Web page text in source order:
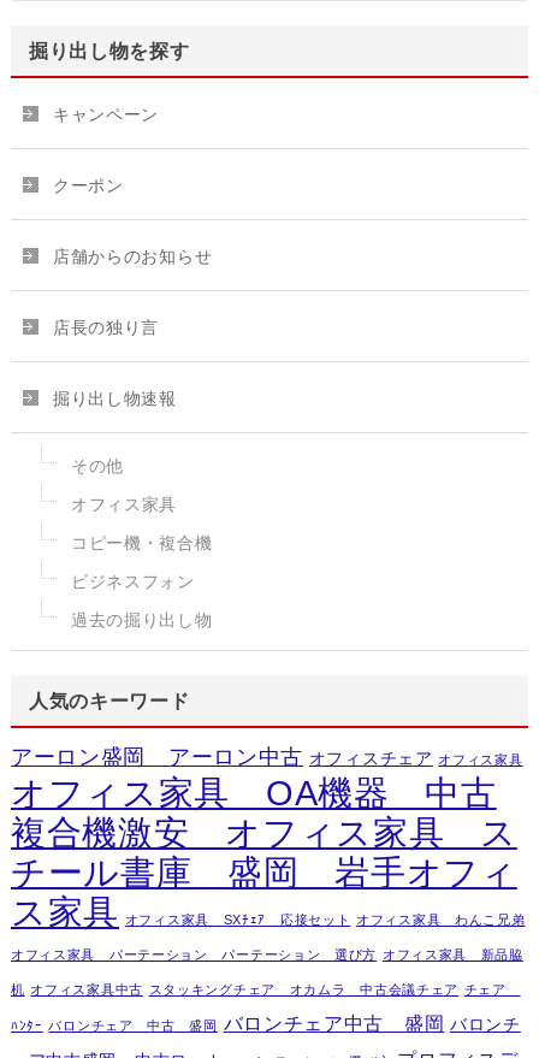
掘り出し物を探す
キャンペーン
クーポン
店舗からのお知らせ
店長の独り言
掘り出し物速報
その他
オフィス家具
コピー機・複合機
ビジネスフォン
過去の掘り出し物
人気のキーワード
アーロン盛岡 アーロン中古 オフィスチェア オフィス家具
オフィス家具 OA機器 中古
複合機激安 オフィス家具 ス
チール書庫 盛岡 岩手オフィ
ス家具
オフィス家具 SXﾁｪｱ 応接セット オフィス家具 わんこ兄弟
オフィス家具 パーテーション パーテーション 選び方 オフィス家具 新品脇
机 オフィス家具中古 スタッキングチェア オカムラ 中古会議チェア チェア
ﾊﾝﾀｰ バロンチェア 中古 盛岡 バロンチェア中古 盛岡 バロンチ